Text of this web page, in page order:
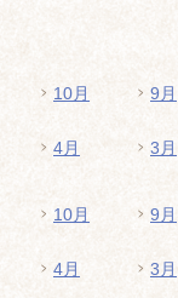
10月 9月
4月 3月
10月 9月
4月 3月